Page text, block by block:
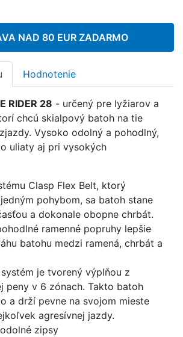
NAD 80 EUR ZADARMO
Hodnotenie
RIDER 28 - určený pre lyžiarov a
chcú skialpový batoh na tie
Vysoko odolný a pohodlný,
uliaty aj pri vysokých
Clasp Flex Belt, ktorý
pohybom, sa batoh stane
a dokonale obopne chrbát.
ramenné popruhy lepšie
batohu medzi ramená, chrbát a
je tvorený výplňou z
peny v 6 zónach. Takto batoh
a drží pevne na svojom mieste
agresívnej jazdy.
zipsy